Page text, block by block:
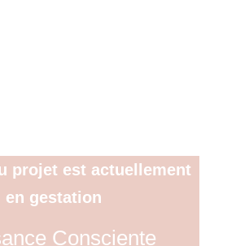
projet est actuellement
en gestation
Consciente